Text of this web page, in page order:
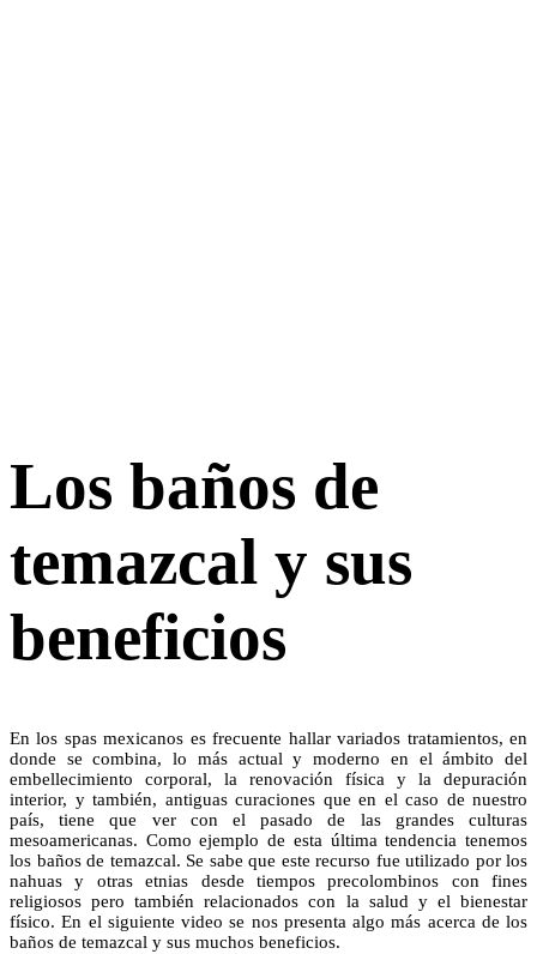
Los baños de
temazcal y sus
beneficios
En los spas mexicanos es frecuente hallar variados tratamientos, en
donde se combina, lo más actual y moderno en el ámbito del
embellecimiento corporal, la renovación física y la depuración
interior, y también, antiguas curaciones que en el caso de nuestro
país, tiene que ver con el pasado de las grandes culturas
mesoamericanas. Como ejemplo de esta última tendencia tenemos
los baños de temazcal. Se sabe que este recurso fue utilizado por los
nahuas y otras etnias desde tiempos precolombinos con fines
religiosos pero también relacionados con la salud y el bienestar
físico. En el siguiente video se nos presenta algo más acerca de los
baños de temazcal y sus muchos beneficios.